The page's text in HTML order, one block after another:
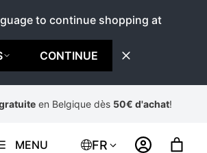
to continue shopping at
CONTINUE
en Belgique dès 50€ d'achat!
MENU FR